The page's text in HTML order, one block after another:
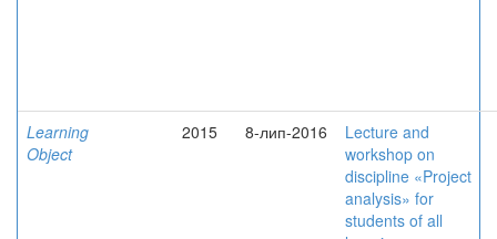
Learning
Object
2015 8-лип-2016
Lecture and
workshop on
discipline «Project
analysis» for
students of all